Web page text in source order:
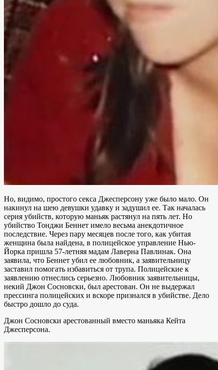
Но, видимо, простого секса Джесперсону уже было мало. Он
накинул на шею девушки удавку и задушил ее. Так началась
серия убийств, которую маньяк растянул на пять лет. Но
убийство Тонджи Беннет имело весьма анекдотичное
последствие. Через пару месяцев после того, как убитая
женщина была найдена, в полицейское управление Нью-
Йорка пришла 57-летняя мадам Лаверна Павлинак. Она
заявила, что Беннет убил ее любовник, а заявительницу
заставил помогать избавиться от трупа. Полицейские к
заявлению отнеслись серьезно. Любовник заявительницы,
некий Джон Сосновски, был арестован. Он не выдержал
прессинга полицейских и вскоре признался в убийстве. Дело
быстро дошло до суда.
Джон Сосновски арестованный вместо маньяка Кейта
Джесперсона.